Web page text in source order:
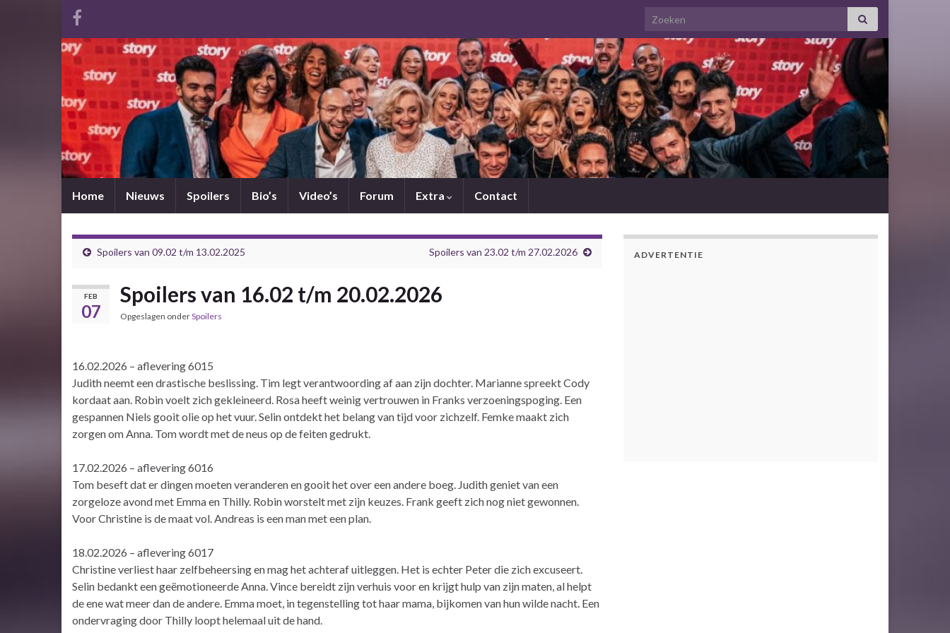
Search for:
Home Nieuws Spoilers Bio’s Video’s Forum Extra Contact
Spoilers van 09.02 t/m 13.02.2025 Spoilers van 23.02 t/m 27.02.2026
FEB
07
Spoilers van 16.02 t/m 20.02.2026
Opgeslagen onderSpoilers
16.02.2026 – aflevering 6015
Judith neemt een drastische beslissing. Tim legt verantwoording af aan zijn dochter. Marianne spreekt Cody
kordaat aan. Robin voelt zich gekleineerd. Rosa heeft weinig vertrouwen in Franks verzoeningspoging. Een
gespannen Niels gooit olie op het vuur. Selin ontdekt het belang van tijd voor zichzelf. Femke maakt zich
zorgen om Anna. Tom wordt met de neus op de feiten gedrukt.
17.02.2026 – aflevering 6016
Tom beseft dat er dingen moeten veranderen en gooit het over een andere boeg. Judith geniet van een
zorgeloze avond met Emma en Thilly. Robin worstelt met zijn keuzes. Frank geeft zich nog niet gewonnen.
Voor Christine is de maat vol. Andreas is een man met een plan.
18.02.2026 – aflevering 6017
Christine verliest haar zelfbeheersing en mag het achteraf uitleggen. Het is echter Peter die zich excuseert.
Selin bedankt een geëmotioneerde Anna. Vince bereidt zijn verhuis voor en krijgt hulp van zijn maten, al helpt
de ene wat meer dan de andere. Emma moet, in tegenstelling tot haar mama, bijkomen van hun wilde nacht. Een
ondervraging door Thilly loopt helemaal uit de hand.
ADVERTENTIE